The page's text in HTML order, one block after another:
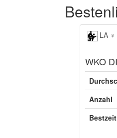
LA ♀
WKO
Anzahl
Bestzeit